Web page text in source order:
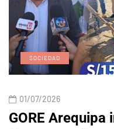
SOCIEDAD
01/07/2026
GORE